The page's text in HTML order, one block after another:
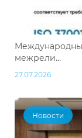
межрели...
27.07.2026
Новости